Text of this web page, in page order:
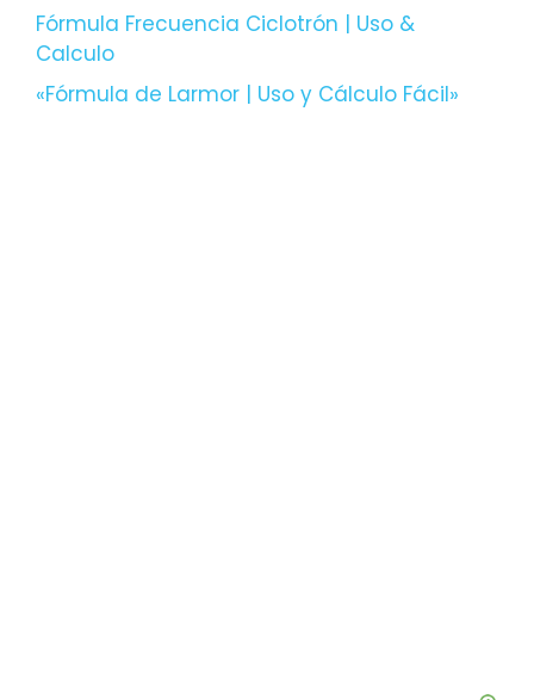
Fórmula Frecuencia Ciclotrón | Uso &
Calculo
«Fórmula de Larmor | Uso y Cálculo Fácil»